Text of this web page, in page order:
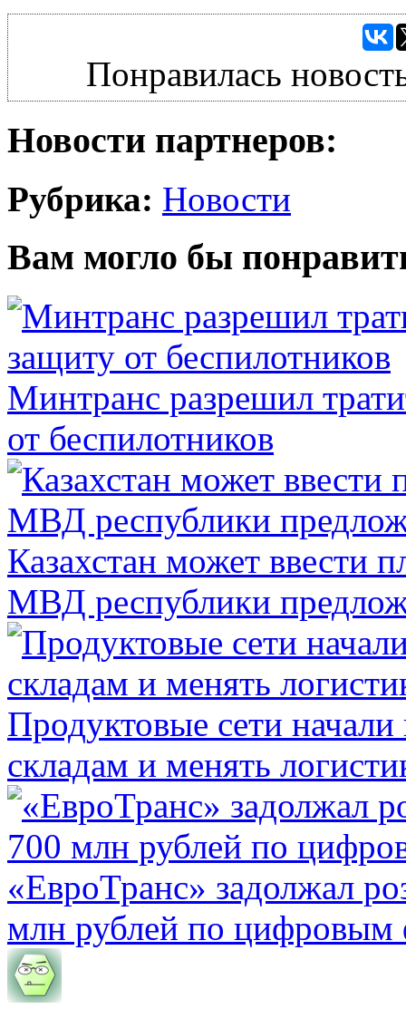
Понравилась
Новости партнеров:
Рубрика: Новости
Вам могло бы
Минтранс разрешил
от беспилотников
Казахстан может ввести
МВД республики
Продуктовые сети начали
складам и менять
«ЕвроТранс» задолжал
млн рублей по цифровым